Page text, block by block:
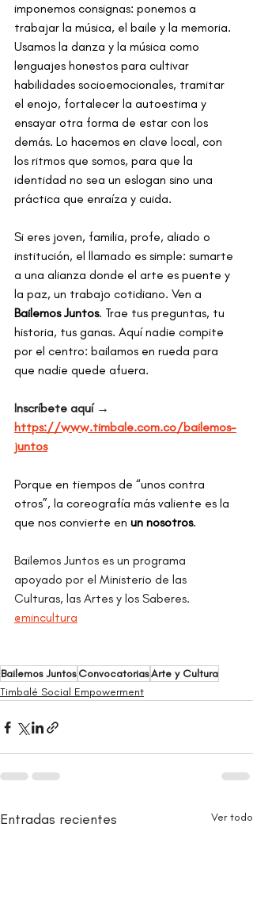
imponemos consignas: ponemos a
trabajar la música, el baile y la memoria.
Usamos la danza y la música como
lenguajes honestos para cultivar
habilidades socioemocionales, tramitar
el enojo, fortalecer la autoestima y
ensayar otra forma de estar con los
demás. Lo hacemos en clave local, con
los ritmos que somos, para que la
identidad no sea un eslogan sino una
práctica que enraíza y cuida.
Si eres joven, familia, profe, aliado o
institución, el llamado es simple: sumarte
a una alianza donde el arte es puente y
la paz, un trabajo cotidiano. Ven a
Bailemos Juntos. Trae tus preguntas, tu
historia, tus ganas. Aquí nadie compite
por el centro: bailamos en rueda para
que nadie quede afuera.
Inscríbete aquí →
https://www.timbale.com.co/bailemos-
juntos
Porque en tiempos de “unos contra
otros”, la coreografía más valiente es la
que nos convierte en un nosotros.
Bailemos Juntos es un programa
apoyado por el Ministerio de las
Culturas, las Artes y los Saberes.
@mincultura
Bailemos JuntosConvocatoriasArte y Cultura
Timbalé Social Empowerment
Entradas recientes Ver todo